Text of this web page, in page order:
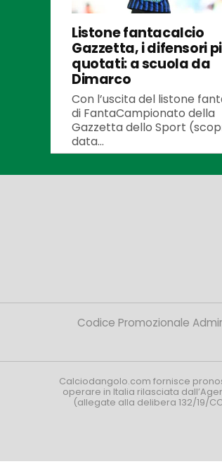
Listone fantacalcio
Gazzetta, i difensori
quotati: a scuola da
Dimarco
Con l’uscita del listone
di FantaCampionato della
Gazzetta dello Sport
data...
Codice Promozionale
Calciodangolo.com fornisce
operare in Italia rilasciata
(allegate alla delibera 132/19/